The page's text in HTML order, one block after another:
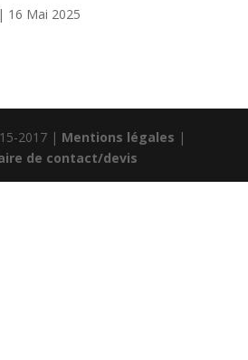
16 Mai 2025
2017 | Mentions légales |
de contact/devis